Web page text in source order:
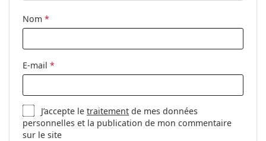
Nom *
E-mail *
J’accepte letraitement de mes données
personnelles et la publication de mon commentaire
sur le site